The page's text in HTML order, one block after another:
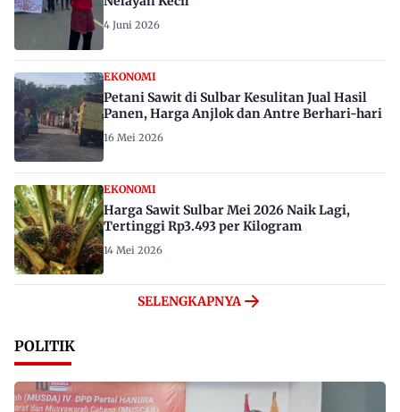
4 Juni 2026
EKONOMI
Petani Sawit di Sulbar Kesulitan Jual Hasil
Panen, Harga Anjlok dan Antre Berhari-hari
16 Mei 2026
EKONOMI
Harga Sawit Sulbar Mei 2026 Naik Lagi,
Tertinggi Rp3.493 per Kilogram
14 Mei 2026
SELENGKAPNYA
POLITIK